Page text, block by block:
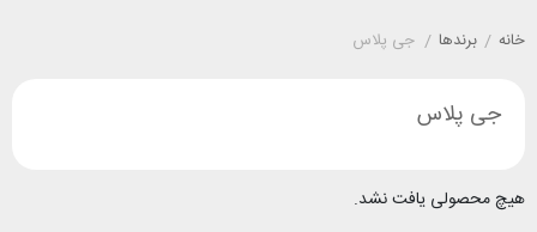
خانه / برندها / جی پلاس
جی پلاس
هیچ محصولی یافت نشد.